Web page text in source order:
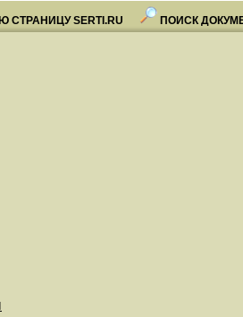
СТРАНИЦУ SERTI.RU ПОИСК